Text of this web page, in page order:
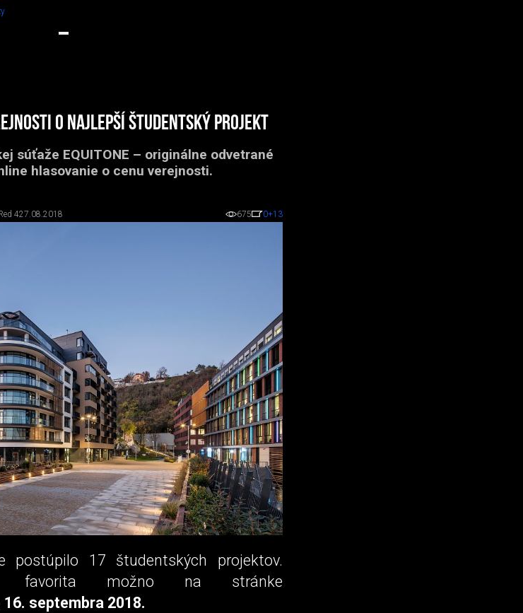
o najlepší študentský projekt
súťaže EQUITONE – originálne odvetrané
hlasovanie o cenu verejnosti.
427.08.2018 675 0+13
postúpilo 17 študentských projektov.
favorita možno na stránke
16. septembra 2018.